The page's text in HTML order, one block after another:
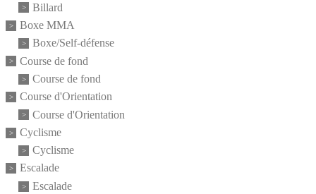
Billard
Boxe MMA
Boxe/Self-défense
Course de fond
Course de fond
Course d'Orientation
Course d'Orientation
Cyclisme
Cyclisme
Escalade
Escalade